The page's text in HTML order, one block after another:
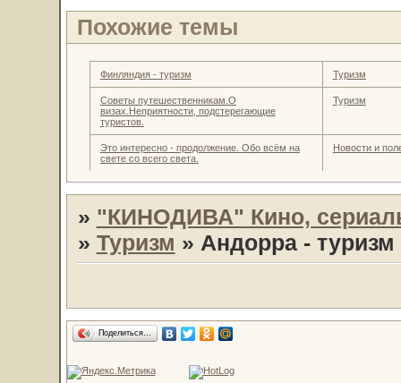
Похожие темы
Финляндия - туризм Туризм
Советы путешественникам.О
визах.Неприятности, подстерегающие
туристов.
Туризм
Это интересно - продолжение. Обо всём на
свете со всего света.
Новости и
» "КИНОДИВА" Кино,
» Туризм » Андорра - туризм
Поделиться…